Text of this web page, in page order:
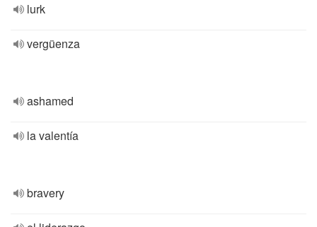
lurk
vergüenza
ashamed
la valentía
bravery